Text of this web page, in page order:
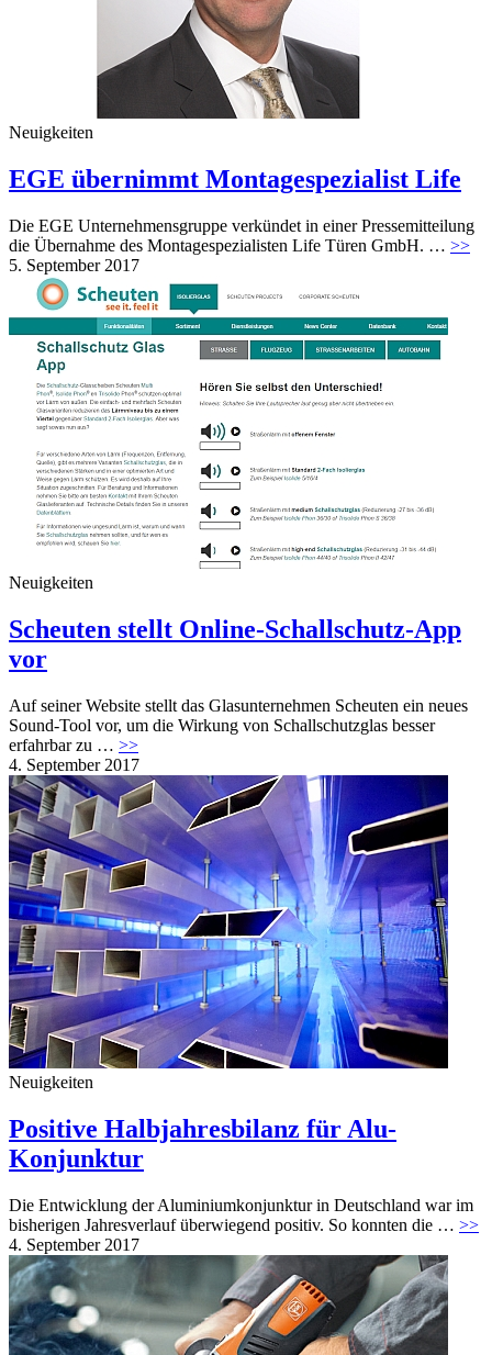
Neuigkeiten
EGE übernimmt Montagespezialist Life
Die EGE Unternehmensgruppe verkündet in einer Pressemitteilung
die Übernahme des Montagespezialisten Life Türen GmbH. … >>
5. September 2017
Neuigkeiten
Scheuten stellt Online-Schallschutz-App
vor
Auf seiner Website stellt das Glasunternehmen Scheuten ein neues
Sound-Tool vor, um die Wirkung von Schallschutzglas besser
erfahrbar zu … >>
4. September 2017
Neuigkeiten
Positive Halbjahresbilanz für Alu-
Konjunktur
Die Entwicklung der Aluminiumkonjunktur in Deutschland war im
bisherigen Jahresverlauf überwiegend positiv. So konnten die … >>
4. September 2017